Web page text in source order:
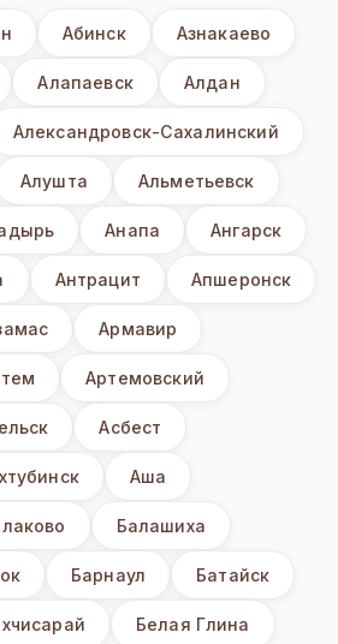
Абинск Азнакаево
Алапаевск Алдан
Александровск-Сахалинский
Алушта Альметьевск
Анапа Ангарск
Антрацит Апшеронск
Армавир
Артемовский
Асбест
Аша
Балашиха
Барнаул Батайск
Белая Глина